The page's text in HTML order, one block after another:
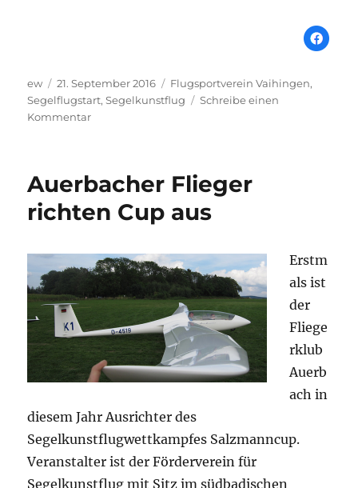
Autor
ew
Veröffentlicht
am
21. September 2016 Schlagwörter
Flugsportverein Vaihingen,
Segelflugstart,Segelkunstflug
Schreibe einen
Kommentarzu
mit
Auerbacher Flieger
richten Cup aus
Erstm
als ist
der
Fliege
rklub
Auerb
ach in
diesem Jahr Ausrichter des
Segelkunstflugwettkampfes Salzmanncup.
Veranstalter ist der Förderverein für
Segelkunstflug mit Sitz im südbadischen